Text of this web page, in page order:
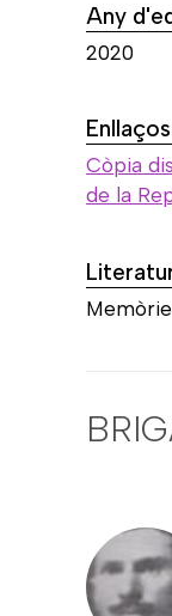
Any
2020
Còpia
de la